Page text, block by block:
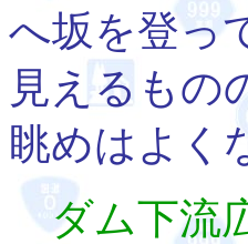
へ坂を登っ
見えるもの
眺めはよく
ダム下流